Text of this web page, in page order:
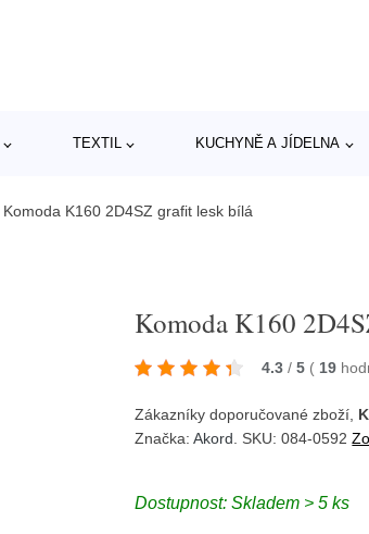
TEXTIL KUCHYNĚ A JÍDELNA
Komoda K160 2D4SZ grafit lesk bílá
Komoda K160
4.3 / 5 ( 19
Zákazníky doporučované zboží,
Značka:Akord . SKU: 084-0592
Dostupnost:Skladem > 5 ks